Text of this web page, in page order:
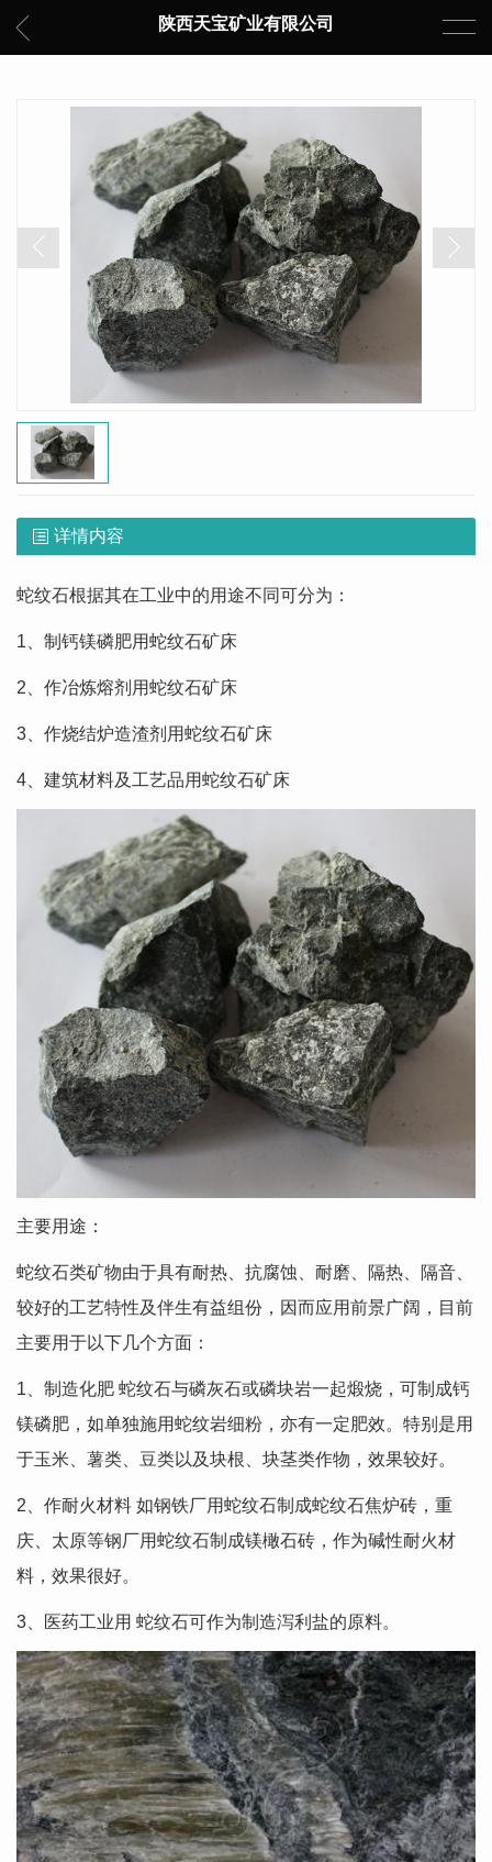
陕西天宝矿业有限公司
详情内容
蛇纹石根据其在工业中的用途不同可分为：
1、制钙镁磷肥用蛇纹石矿床
2、作冶炼熔剂用蛇纹石矿床
3、作烧结炉造渣剂用蛇纹石矿床
4、建筑材料及工艺品用蛇纹石矿床
主要用途：
蛇纹石类矿物由于具有耐热、抗腐蚀、耐磨、隔热、隔音、
较好的工艺特性及伴生有益组份，因而应用前景广阔，目前
主要用于以下几个方面：
1、制造化肥 蛇纹石与磷灰石或磷块岩一起煅烧，可制成钙
镁磷肥，如单独施用蛇纹岩细粉，亦有一定肥效。特别是用
于玉米、薯类、豆类以及块根、块茎类作物，效果较好。
2、作耐火材料 如钢铁厂用蛇纹石制成蛇纹石焦炉砖，重
庆、太原等钢厂用蛇纹石制成镁橄石砖，作为碱性耐火材
料，效果很好。
3、医药工业用 蛇纹石可作为制造泻利盐的原料。